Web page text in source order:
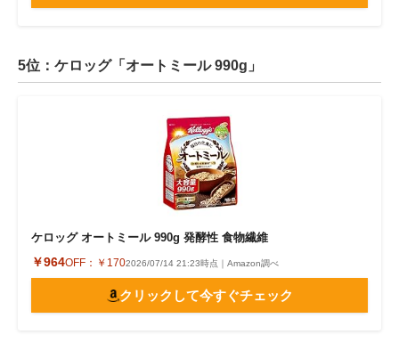
5位：ケロッグ「オートミール 990g」
ケロッグ オートミール 990g 発酵性 食物繊維
￥964OFF： ￥1702026/07/14 21:23時点｜Amazon調べ
クリックして今すぐチェック